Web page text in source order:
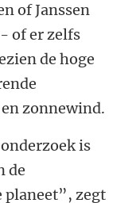
of Janssen
of er zelfs
de hoge
zonnewind.
is
de
planeet”, zegt